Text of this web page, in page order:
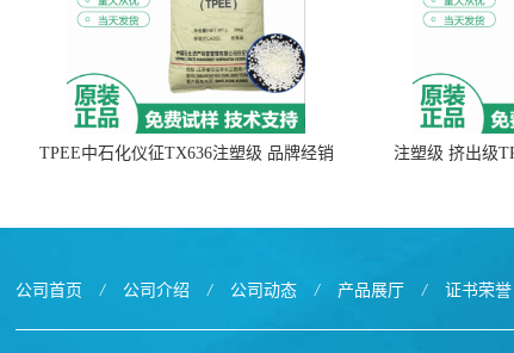
TPEE中石化仪征TX636注塑级 品牌经销 注塑级 挤出级
公司首页 / 公司介绍 / 公司动态 / 产品展厅 / 证书荣誉